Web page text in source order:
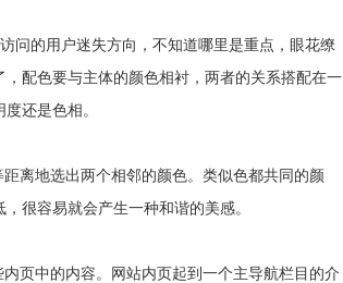
问的用户迷失方向，不知道哪里是重点，眼花缭
配色要与主体的颜色相衬，两者的关系搭配在一
还是色相。
离地选出两个相邻的颜色。类似色都共同的颜
很容易就会产生一种和谐的美感。
中的内容。网站内页起到一个主导航栏目的介